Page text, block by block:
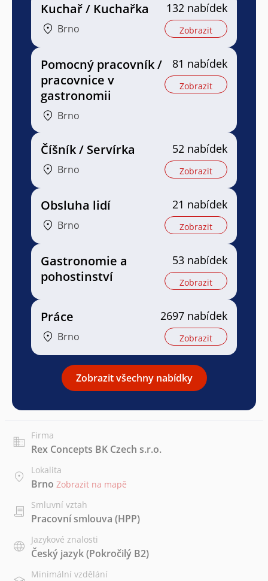
Kuchař / Kuchařka
Brno
132 nabídek
Zobrazit
Pomocný pracovník /
pracovnice v
gastronomii
Brno
81 nabídek
Zobrazit
Číšník / Servírka
Brno
52 nabídek
Zobrazit
Obsluha lidí
Brno
21 nabídek
Zobrazit
Gastronomie a
pohostinství
53 nabídek
Zobrazit
Práce
Brno
2697 nabídek
Zobrazit
Zobrazit všechny nabídky
Firma
Rex Concepts BK Czech s.r.o.
Lokalita
Brno Zobrazit na mapě
Smluvní vztah
Pracovní smlouva (HPP)
Jazykové znalosti
Český jazyk(Pokročilý B2)
Minimální vzdělání